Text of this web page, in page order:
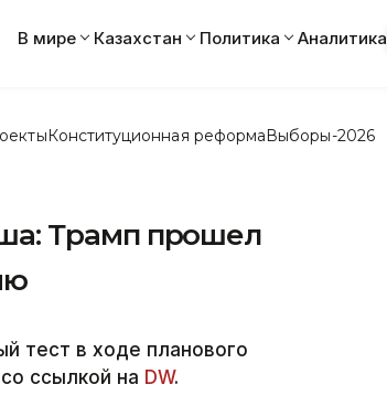
В мире Казахстан Политика Аналитика
Конституционная реформаВыборы-2026
Трамп прошел
тест в ходе планового
ссылкой на DW.